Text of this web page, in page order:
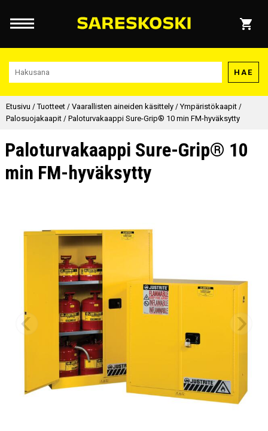
HAE
Etusivu /Tuotteet / Vaarallisten aineiden käsittely /Ympäristökaapit /
Palosuojakaapit / Paloturvakaappi Sure-Grip® 10 min FM-hyväksytty
Paloturvakaappi Sure-Grip® 10
min FM-hyväksytty